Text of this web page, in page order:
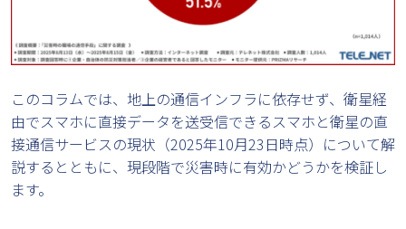
このコラムでは、地上の通信インフラに依存せず、衛星経
由でスマホに直接データを送受信できるスマホと衛星の直
接通信サービスの現状（2025年10月23日時点）について解
説するとともに、現段階で災害時に有効かどうかを検証し
ます。